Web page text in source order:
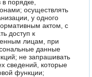
порядке,
осуществлять
у одного
актом, с
доступ к
лицам, при
данные
не запрашивать
сведений, которые
функции;